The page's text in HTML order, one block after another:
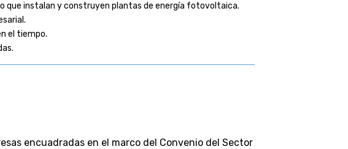
que instalan y construyen plantas de energía fotovoltaica.
el tiempo.
encuadradas en el marco del Convenio del Sector